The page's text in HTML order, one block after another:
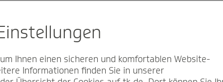
Ihnen einen sicheren und komfortablen Website-
Informationen finden Sie in unserer